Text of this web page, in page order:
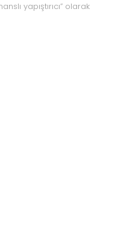
yapıştırıcı” olarak